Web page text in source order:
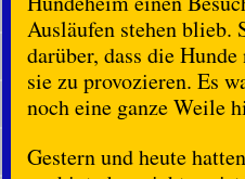
Ausläufen stehen blieb.
darüber, dass die
sie zu provozieren. Es
noch eine ganze Weile
Gestern und heute